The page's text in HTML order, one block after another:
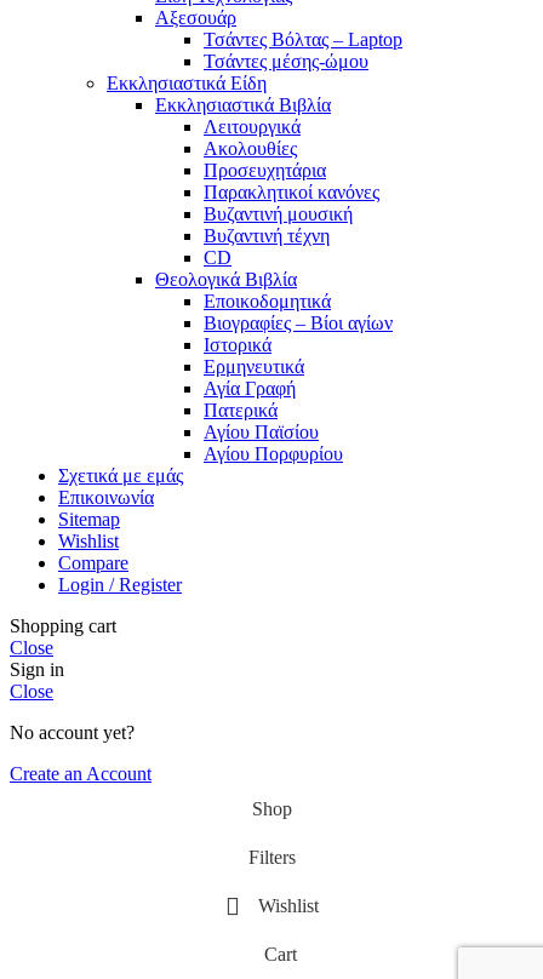
Αξεσουάρ
Τσάντες Βόλτας – Laptop
Τσάντες μέσης-ώμου
Εκκλησιαστικά Είδη
Εκκλησιαστικά Βιβλία
Λειτουργικά
Ακολουθίες
Προσευχητάρια
Παρακλητικοί κανόνες
Βυζαντινή μουσική
Βυζαντινή τέχνη
CD
Θεολογικά Βιβλία
Εποικοδομητικά
Βιογραφίες – Βίοι αγίων
Ιστορικά
Ερμηνευτικά
Αγία Γραφή
Πατερικά
Αγίου Παϊσίου
Αγίου Πορφυρίου
Σχετικά με εμάς
Επικοινωνία
Sitemap
Wishlist
Compare
Login / Register
Shopping cart
Close
Sign in
Close
No account yet?
Create an Account
Shop
Filters
Wishlist
Cart